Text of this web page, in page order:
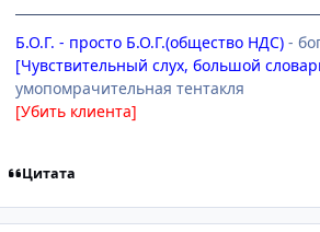
Б.О.Г. - просто Б.О.Г.(общество НДС) -
[Чувствительный слух, большой
умопомрачительная тентакля
[Убить клиента]
Цитата